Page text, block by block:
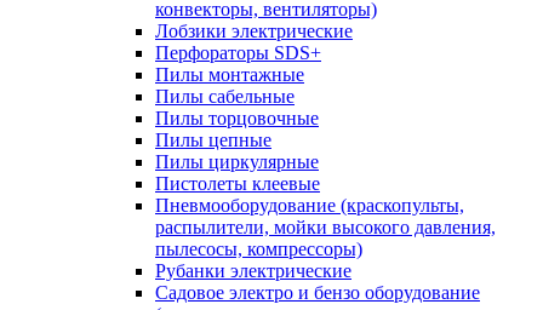
конвекторы, вентиляторы)
Лобзики электрические
Перфораторы SDS+
Пилы монтажные
Пилы сабельные
Пилы торцовочные
Пилы цепные
Пилы циркулярные
Пистолеты клеевые
Пневмооборудование (краскопульты,
распылители, мойки высокого давления,
пылесосы, компрессоры)
Рубанки электрические
Садовое электро и бензо оборудование